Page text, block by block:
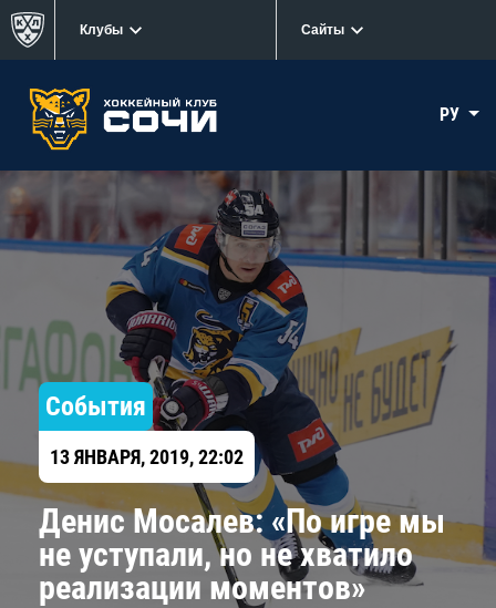
Клубы Сайты
РУ
События
13 ЯНВАРЯ, 2019, 22:02
Денис Мосалев: «По игре мы
не уступали, но не хватило
реализации моментов»